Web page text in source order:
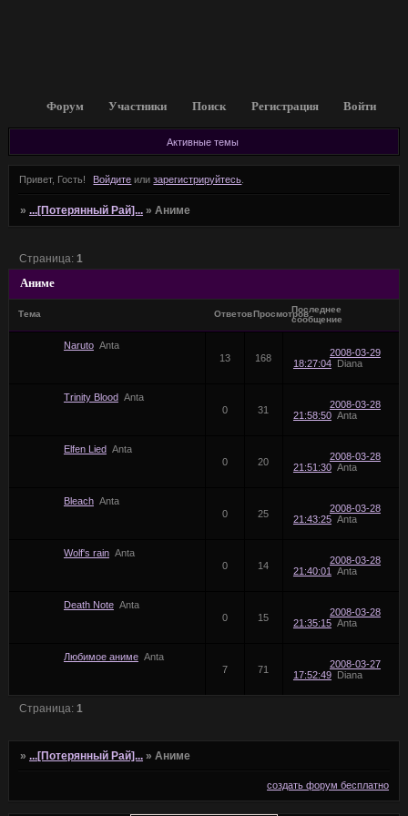
Форум Участники Поиск Регистрация Войти
Активные темы
Привет, Гость! Войдите илизарегистрируйтесь
»...[Потерянный Рай]... »Аниме
Аниме
Страница:1
Тема ОтветовПросмотровПоследнее
сообщение
Naruto Anta
13
168
2008-03-29
18:27:04 Diana
Trinity Blood Anta
0
31
2008-03-28
21:58:50 Anta
Elfen Lied Anta
0
20
2008-03-28
21:51:30 Anta
Bleach Anta
0
25
2008-03-28
21:43:25 Anta
Wolf's rain Anta
0
14
2008-03-28
21:40:01
Anta
Death Note Anta
0
15
2008-03-28
21:35:15 Anta
Любимое аниме Anta
7
71
2008-03-27
17:52:49 Diana
Страница: 1
»...[Потерянный Рай]... »Аниме
создать форум бесплатно